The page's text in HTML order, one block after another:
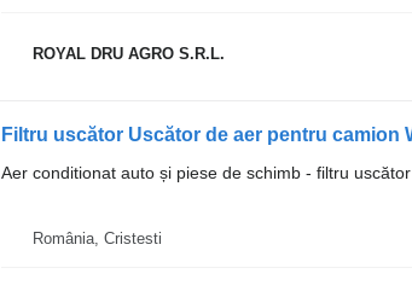
ROYAL DRU AGRO S.R.L.
Aer conditionat auto și piese de schimb - filtru uscător
România, Cristesti